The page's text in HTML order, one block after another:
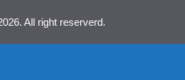
All right reserverd.